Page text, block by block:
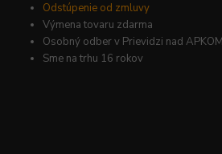
Odstúpenie od zmluvy
Výmena tovaru zdarma
Osobný odber v Prievidzi nad
Sme na trhu 16 rokov